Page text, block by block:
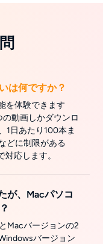
は何ですか？
を体験できます
動画しかダウンロ
1日あたり100本ま
どに制限がある
応します。
が、Macパソコ
Macバージョンの2
バージョン